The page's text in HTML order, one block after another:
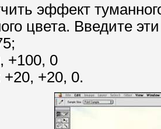
эффект
цвета. Введите
+100, 0
+20, +20, 0.